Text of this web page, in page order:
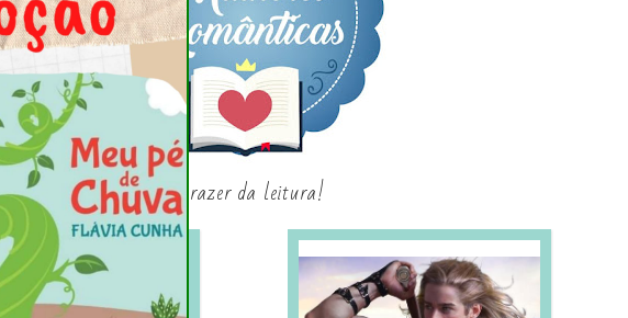
o prazer da leitura!
SORTEIOS E PROMOÇÕES